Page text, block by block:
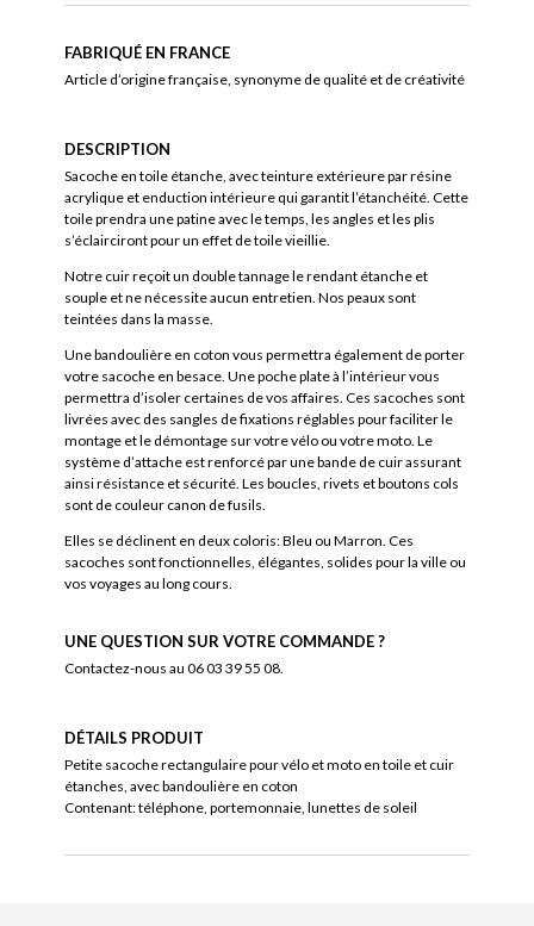
FABRIQUÉ EN FRANCE
Article d’origine française, synonyme de qualité et de créativité
DESCRIPTION
Sacoche en toile étanche, avec teinture extérieure par résine
acrylique et enduction intérieure qui garantit l’étanchéité. Cette
toile prendra une patine avec le temps, les angles et les plis
s’éclairciront pour un effet de toile vieillie.
Notre cuir reçoit un double tannage le rendant étanche et
souple et ne nécessite aucun entretien. Nos peaux sont
teintées dans la masse.
Une bandoulière en coton vous permettra également de porter
votre sacoche en besace. Une poche plate à l’intérieur vous
permettra d’isoler certaines de vos affaires. Ces sacoches sont
livrées avec des sangles de fixations réglables pour faciliter le
montage et le démontage sur votre vélo ou votre moto. Le
système d’attache est renforcé par une bande de cuir assurant
ainsi résistance et sécurité. Les boucles, rivets et boutons cols
sont de couleur canon de fusils.
Elles se déclinent en deux coloris: Bleu ou Marron. Ces
sacoches sont fonctionnelles, élégantes, solides pour la ville ou
vos voyages au long cours.
UNE QUESTION SUR VOTRE COMMANDE ?
Contactez-nous au 06 03 39 55 08.
DÉTAILS PRODUIT
Petite sacoche rectangulaire pour vélo et moto en toile et cuir
étanches, avec bandoulière en coton
Contenant: téléphone, portemonnaie, lunettes de soleil